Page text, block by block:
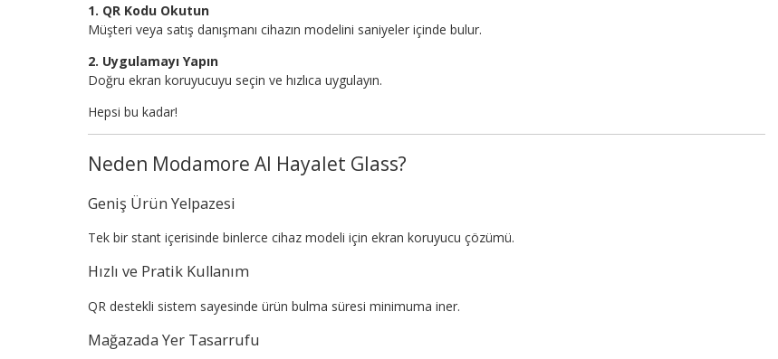
1. QR Kodu Okutun
Müşteri veya satış danışmanı cihazın modelini saniyeler içinde bulur.
2. Uygulamayı Yapın
Doğru ekran koruyucuyu seçin ve hızlıca uygulayın.
Hepsi bu kadar!
Neden Modamore AI Hayalet Glass?
Geniş Ürün Yelpazesi
Tek bir stant içerisinde binlerce cihaz modeli için ekran koruyucu çözümü.
Hızlı ve Pratik Kullanım
QR destekli sistem sayesinde ürün bulma süresi minimuma iner.
Mağazada Yer Tasarrufu